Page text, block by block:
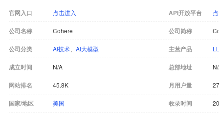
官网入口 点击进入 API开放平台
公司名称 Cohere 公司简称
公司分类 AI技术 AI大模型 主营产品
成立时间 N/A 总部地址
网站排名 45.8K 月用户量
国家/地区 美国 收录时间